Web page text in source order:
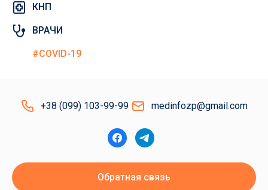
КНП
ВРАЧИ
#COVID-19
+38 (099) 103-99-99 medinfozp@gmail.com
Обратная связь